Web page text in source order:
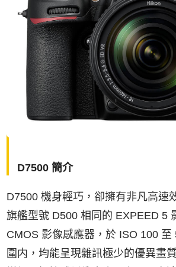
D7500 簡介
D7500 機身輕巧，卻擁有非凡高速
旗艦型號 D500 相同的 EXPEED 5
CMOS 影像感應器，於 ISO 100 至
圍内，均能呈現雜訊極少的優異畫